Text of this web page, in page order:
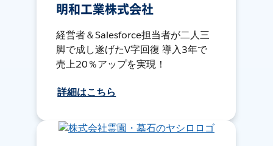
明和工業株式会社
経営者＆Salesforce担当者が二人三
脚で成し遂げたV字回復 導入3年で
売上20％アップを実現！
詳細はこちら